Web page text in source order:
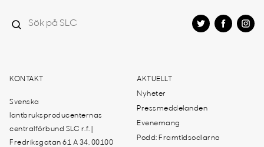
KONTAKT
Svenska
lantbruksproducenternas
centralförbund SLC r.f. |
Fredriksgatan 61 A 34, 00100
AKTUELLT
Nyheter
Pressmeddelanden
Evenemang
Podd: Framtidsodlarna